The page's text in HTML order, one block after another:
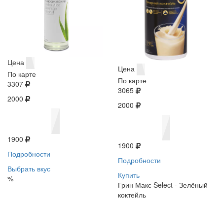
Цена
По карте
3307
2000
1900
Подробности
Выбрать вкус
%
Цена
По карте
3065
2000
1900
Подробности
Купить
Грин Макс Select - Зелёный
коктейль